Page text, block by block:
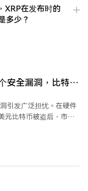
XRP在发布时的
多少？
安全漏洞，比特币
引发广泛担忧。在硬件
元比特币被盗后，市场
均每小时就发现一个